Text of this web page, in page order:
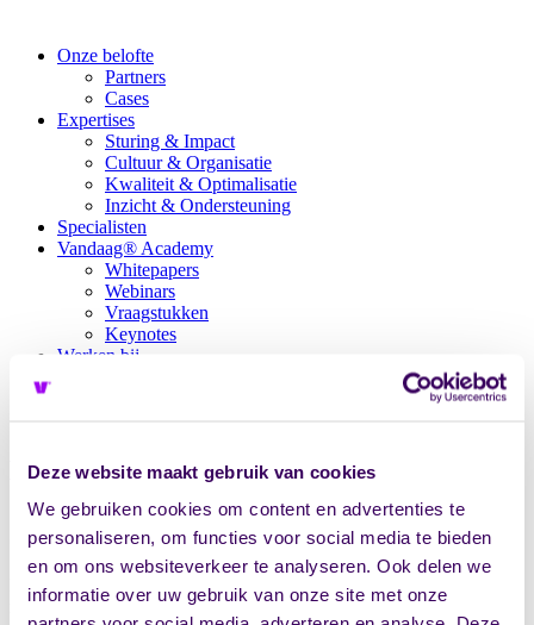
Deze website maakt gebruik van cookies
We gebruiken cookies om content en advertenties te
personaliseren, om functies voor social media te bieden
en om ons websiteverkeer te analyseren. Ook delen we
informatie over uw gebruik van onze site met onze
Onze belofte
Partners
Cases
Expertises
Sturing & Impact
Cultuur & Organisatie
Kwaliteit & Optimalisatie
Inzicht & Ondersteuning
Specialisten
Vandaag® Academy
Whitepapers
Webinars
Vraagstukken
Keynotes
Werken bij
MaartenEvers
Specialist Financiële Administratie
Binnen Vandaag® ben ik werkzaam als financieel administratief
medewerker en is het voornamelijk mijn doel om wat druk bij mijn